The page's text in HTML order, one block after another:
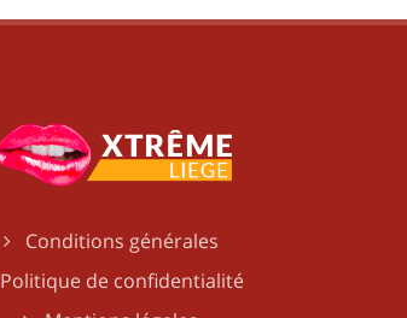
Conditions générales
Politique de confidentialité